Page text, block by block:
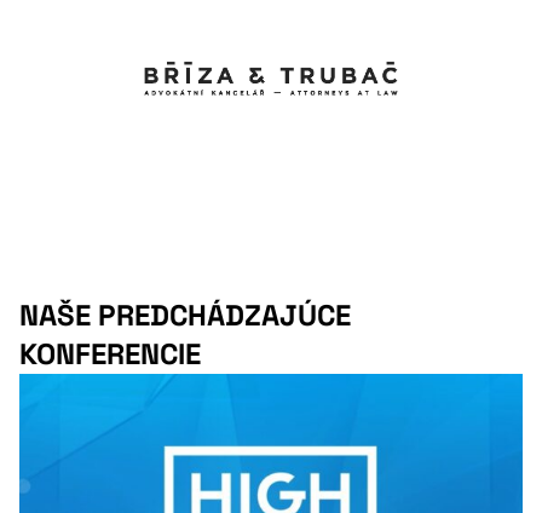
NAŠE PREDCHÁDZAJÚCE
KONFERENCIE